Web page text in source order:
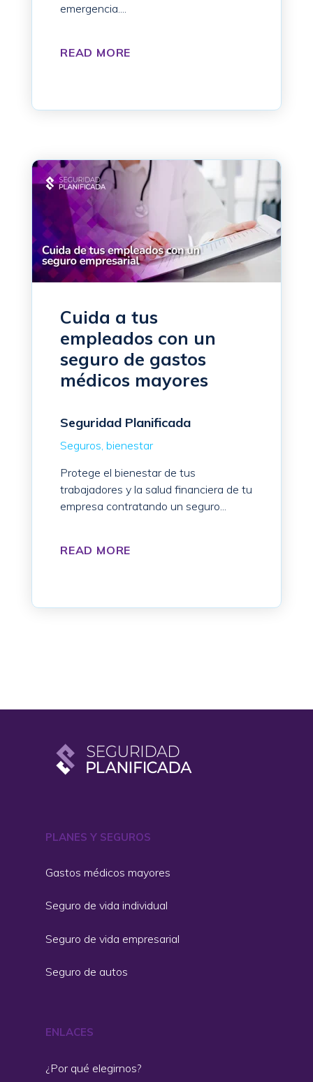
emergencia....
READ MORE
Cuida a tus
empleados con un
seguro de gastos
médicos mayores
Seguridad Planificada
Seguros bienestar
Protege el bienestar de tus
trabajadores y la salud financiera de tu
empresa contratando un seguro...
READ MORE
PLANES Y SEGUROS
Gastos médicos mayores
Seguro de vida individual
Seguro de vida empresarial
Seguro de autos
ENLACES
¿Por qué elegirnos?